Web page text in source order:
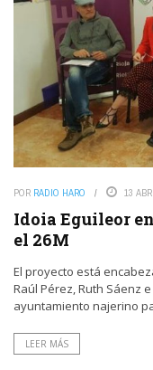
POR RADIO HARO 13
Idoia Eguileor
el 26M
El proyecto está
Raúl Pérez, Ruth Sáenz
ayuntamiento najerino
LEER MÁS